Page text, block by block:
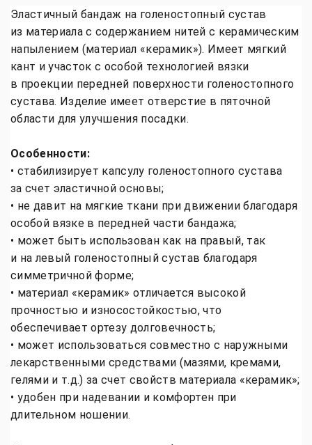
Эластичный бандаж на голеностопный сустав
из материала с содержанием нитей с керамическим
напылением (материал «керамик»). Имеет мягкий
кант и участок с особой технологией вязки
в проекции передней поверхности голеностопного
сустава. Изделие имеет отверстие в пяточной
области для улучшения посадки.
Особенности:
• стабилизирует капсулу голеностопного сустава
за счет эластичной основы;
• не давит на мягкие ткани при движении благодаря
особой вязке в передней части бандажа;
• может быть использован как на правый, так
и на левый голеностопный сустав благодаря
симметричной форме;
• материал «керамик» отличается высокой
прочностью и износостойкостью, что
обеспечивает ортезу долговечность;
• может использоваться совместно с наружными
лекарственными средствами (мазями, кремами,
гелями и т.д.) за счет свойств материала «керамик»;
• удобен при надевании и комфортен при
длительном ношении.